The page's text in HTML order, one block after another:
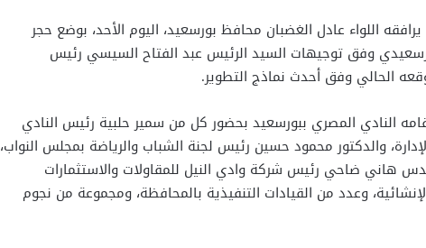
اللواء عادل الغضبان محافظ بورسعيد، اليوم الأحد، بوضع حجر
وفق توجيهات السيد الرئيس عبد الفتاح السيسي رئيس
الحالي وفق أحدث نماذج التطوير.
النادي المصري ببورسعيد بحضور كل من سمير حلبية رئيس النادي
والدكتور محمود حسين رئيس لجنة الشباب والرياضة بمجلس النواب،
هاني ضاحي رئيس شركة وادي النيل للمقاولات والاستثمارات
وعدد من القيادات التنفيذية بالمحافظة، ومجموعة من نجوم